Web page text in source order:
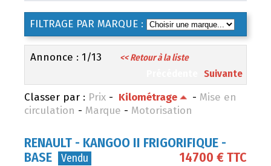
FILTRAGE PAR MARQUE :
Annonce : 1/13 << Retour à la liste
Suivante
Classer par : Prix - Kilométrage - Mise en
circulation - Marque - Motorisation
RENAULT - KANGOO II FRIGORIFIQUE -
BASE
14700 € TTC
Vendu